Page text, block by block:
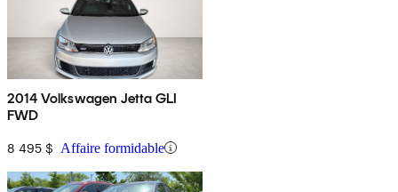
2014 Volkswagen Jetta GLI
FWD
8 495 $ Affaire formidable